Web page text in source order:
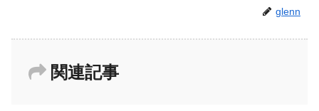
glenn
関連記事